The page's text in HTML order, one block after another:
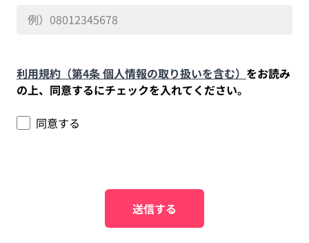
利用規約（第4条 個人情報の取り扱いを含む） をお読み
の上、同意するにチェックを入れてください。
同意する
送信する